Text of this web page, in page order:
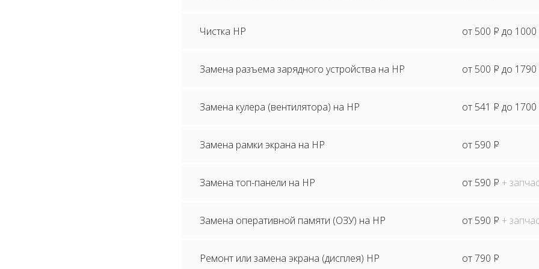
Чистка HP от 500 P до 1000
Замена разъема зарядного устройства на HP от 500 P до 1790
Замена кулера (вентилятора) на HP от 541 P до 1700
Замена рамки экрана на HP от 590 P
Замена топ-панели на HP от 590 P +
Замена оперативной памяти (ОЗУ) на HP от 590 P +
Ремонт или замена экрана (дисплея) HP от 790 P